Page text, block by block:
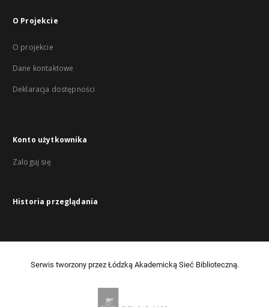
O Projekcie
O projekcie
Dane kontaktowe
Deklaracja dostępności
Konto użytkownika
Zaloguj się
Historia przeglądania
Serwis tworzony przez Łódzką Akademicką Sieć Biblioteczną.